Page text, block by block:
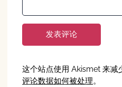
这个站点使用 Akismet 来减
评论数据如何被处理。